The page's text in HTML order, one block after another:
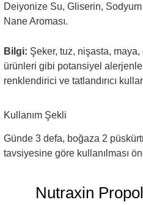
Deiyonize Su, Gliserin,
Nane Aroması.
Bilgi: Şeker, tuz, nişasta, maya,
ürünleri gibi potansiyel
renklendirici ve tatlandırıcı
Kullanım Şekli
Günde 3 defa, boğaza 2
tavsiyesine göre kullanılması
Nutraxin